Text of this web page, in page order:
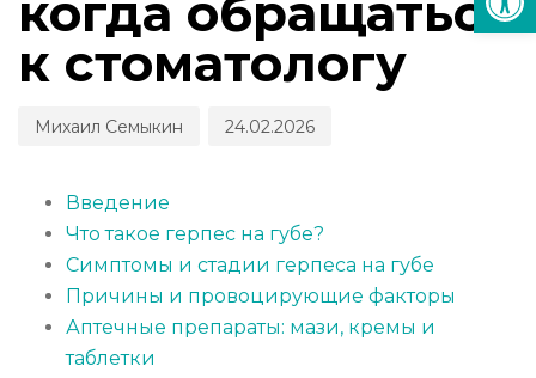
когда обращаться
к стоматологу
Михаил Семыкин 24.02.2026
Введение
Что такое герпес на губе?
Симптомы и стадии герпеса на губе
Причины и провоцирующие факторы
Аптечные препараты: мази, кремы и
таблетки